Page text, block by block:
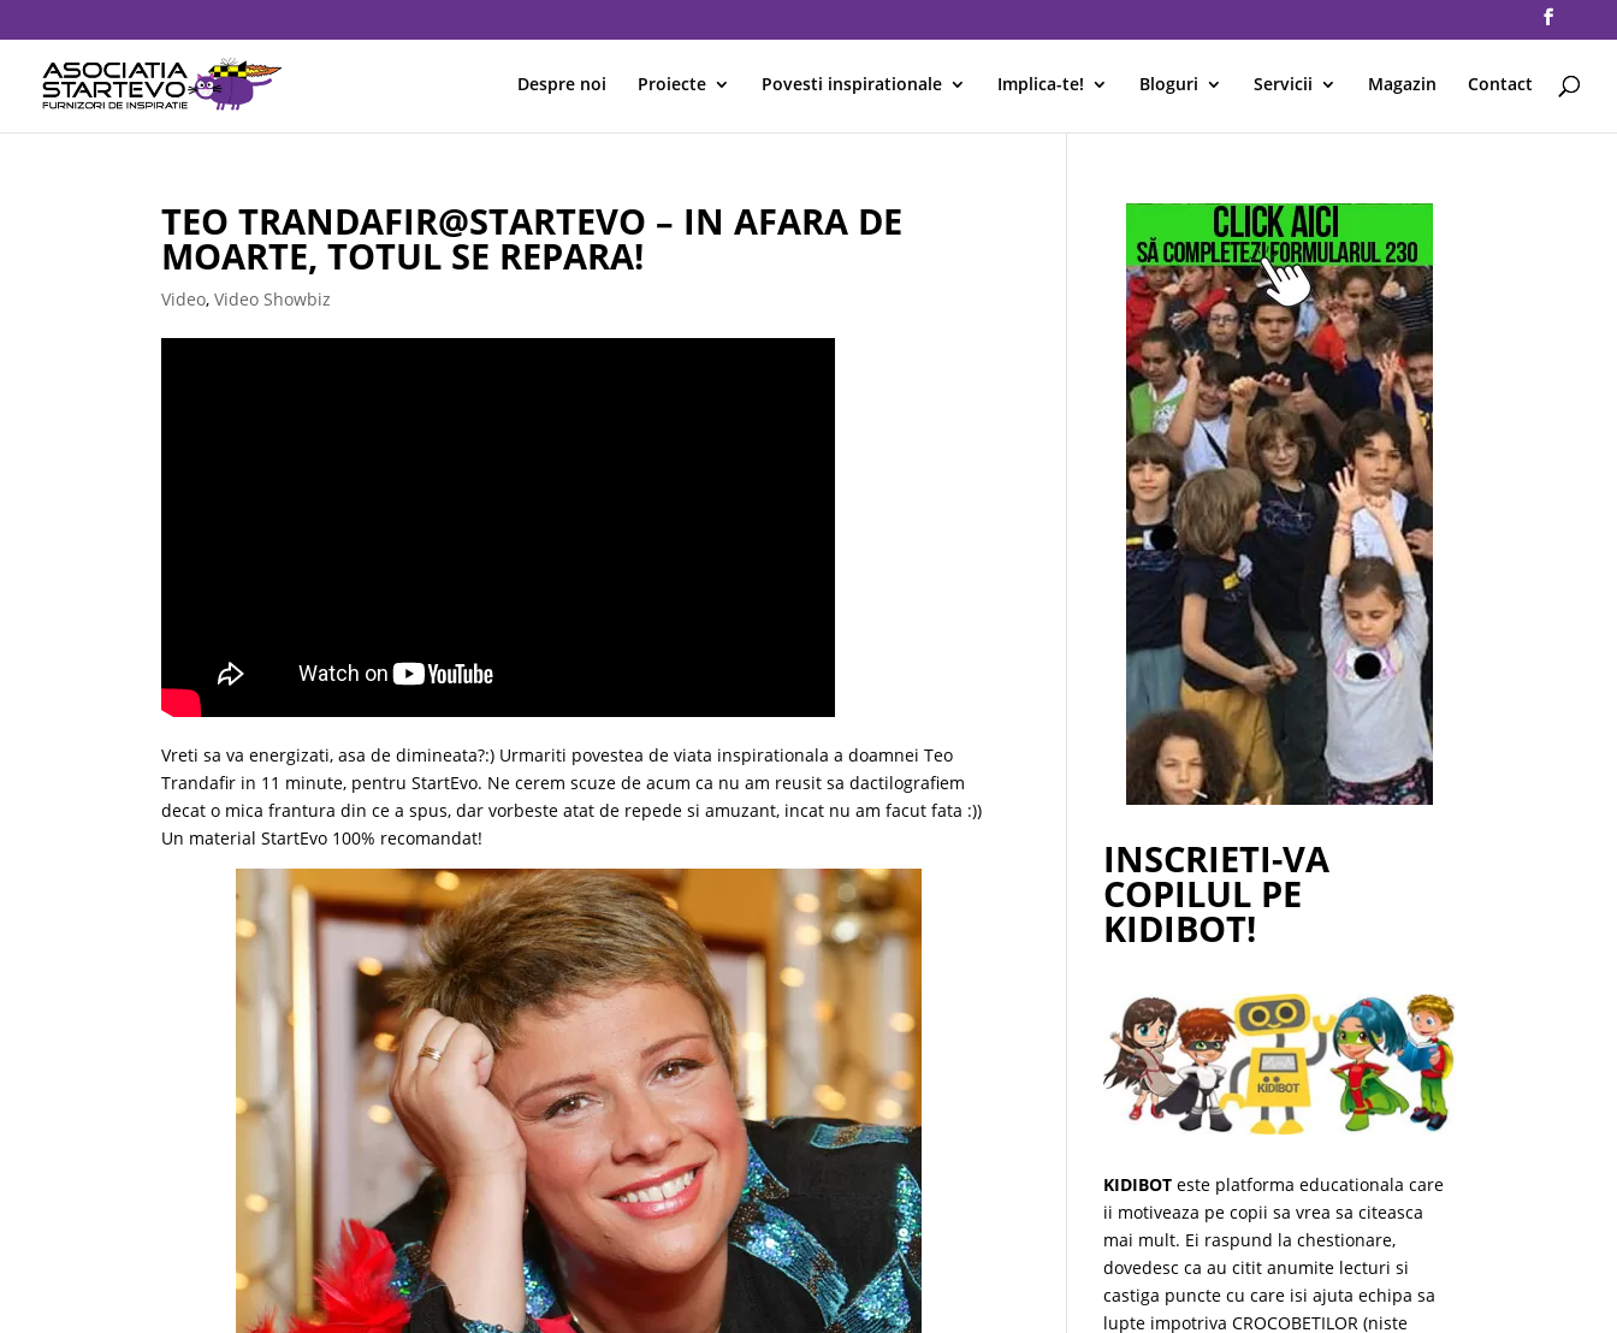
Despre noi Proiecte Povesti inspirationale Implica-te! Bloguri Servicii Magazin Contact
TEO TRANDAFIR@STARTEVO – IN AFARA DE
MOARTE, TOTUL SE REPARA!
Video,Video Showbiz
Vreti sa va energizati, asa de dimineata?:) Urmariti povestea de viata inspirationala a doamnei Teo
Trandafir in 11 minute, pentru StartEvo. Ne cerem scuze de acum ca nu am reusit sa dactilografiem
decat o mica frantura din ce a spus, dar vorbeste atat de repede si amuzant, incat nu am facut fata :))
Un material StartEvo 100% recomandat!
INSCRIETI-VA
COPILUL PE
KIDIBOT!
KIDIBOT este platforma educationala care
ii motiveaza pe copii sa vrea sa citeasca
mai mult. Ei raspund la chestionare,
dovedesc ca au citit anumite lecturi si
castiga puncte cu care isi ajuta echipa sa
lupte impotriva CROCOBETILOR (niste